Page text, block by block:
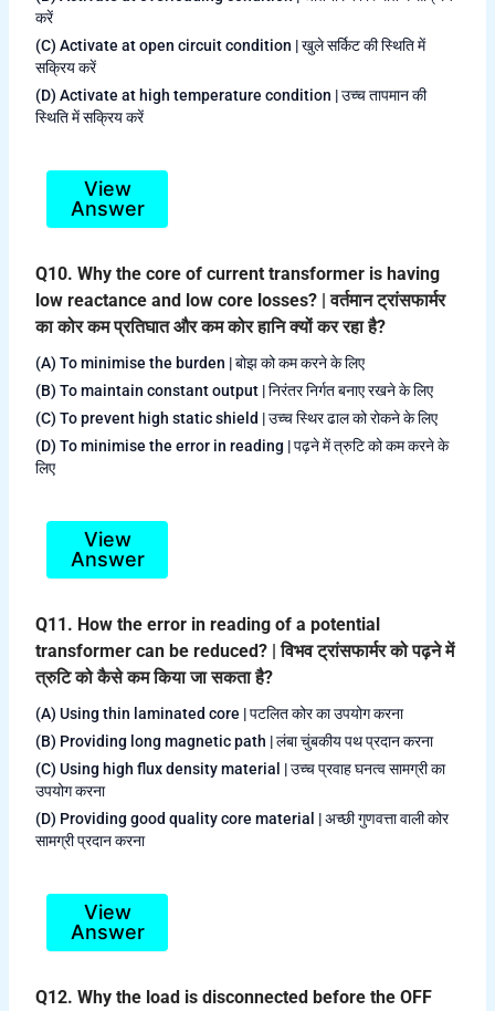
करें
(C) Activate at open circuit condition | खुले सर्किट की स्थिति में
सक्रिय करें
(D) Activate at high temperature condition | उच्च तापमान की
स्थिति में सक्रिय करें
View
Answer
Q10. Why the core of current transformer is having
low reactance and low core losses? | वर्तमान ट्रांसफार्मर
का कोर कम प्रतिघात और कम कोर हानि क्यों कर रहा है?
(A) To minimise the burden | बोझ को कम करने के लिए
(B) To maintain constant output | निरंतर निर्गत बनाए रखने के लिए
(C) To prevent high static shield | उच्च स्थिर ढाल को रोकने के लिए
(D) To minimise the error in reading | पढ़ने में त्रुटि को कम करने के
लिए
View
Answer
Q11. How the error in reading of a potential
transformer can be reduced? | विभव ट्रांसफार्मर को पढ़ने में
त्रुटि को कैसे कम किया जा सकता है?
(A) Using thin laminated core | पटलित कोर का उपयोग करना
(B) Providing long magnetic path | लंबा चुंबकीय पथ प्रदान करना
(C) Using high flux density material | उच्च प्रवाह घनत्व सामग्री का
उपयोग करना
(D) Providing good quality core material | अच्छी गुणवत्ता वाली कोर
सामग्री प्रदान करना
View
Answer
Q12. Why the load is disconnected before the OFF